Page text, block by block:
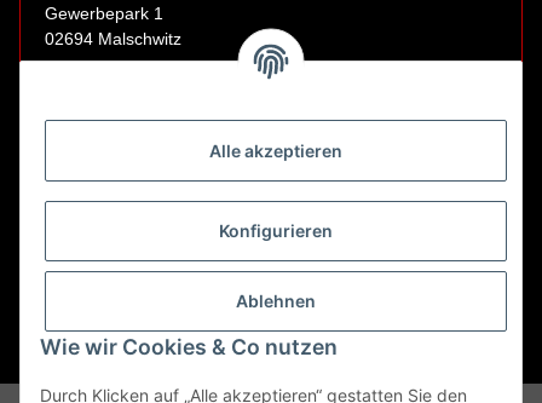
Alle akzeptieren
Konfigurieren
Ablehnen
Wie wir Cookies & Co nutzen
Durch Klicken auf „Alle akzeptieren“ gestatten Sie den
Gewerbepark 1
02694 Malschwitz
Abholungen nur nach Terminvereinbarung.
E-Mail:sales@kfzbleche24.de
Vertrag widerrufen
* Alle Preise inkl. gesetzlicher USt., zzgl.Versand